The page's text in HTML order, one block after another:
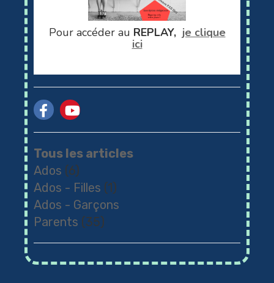
Pour accéder au REPLAY, je clique
ici
Tous les articles
Ados (6)
Ados - Filles (1)
Ados - Garçons
Parents (35)